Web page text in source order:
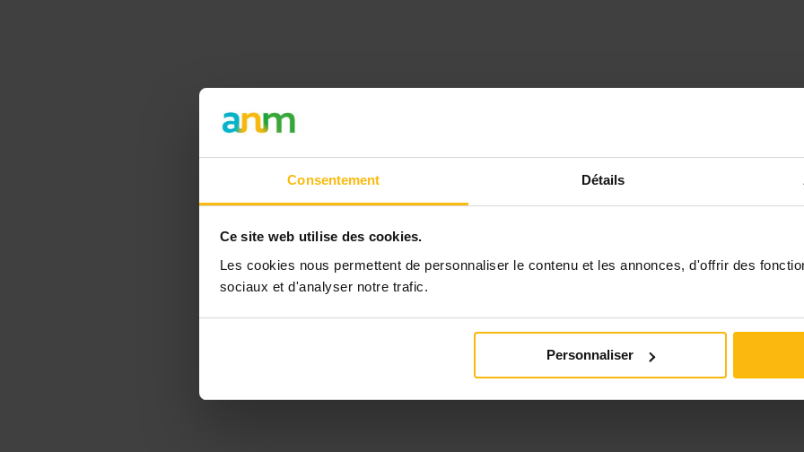
Consentement Détails
Ce site web utilise des cookies.
Les cookies nous permettent de personnaliser le contenu et les annonces, d'offrir des
sociaux et d'analyser notre trafic.
Personnaliser